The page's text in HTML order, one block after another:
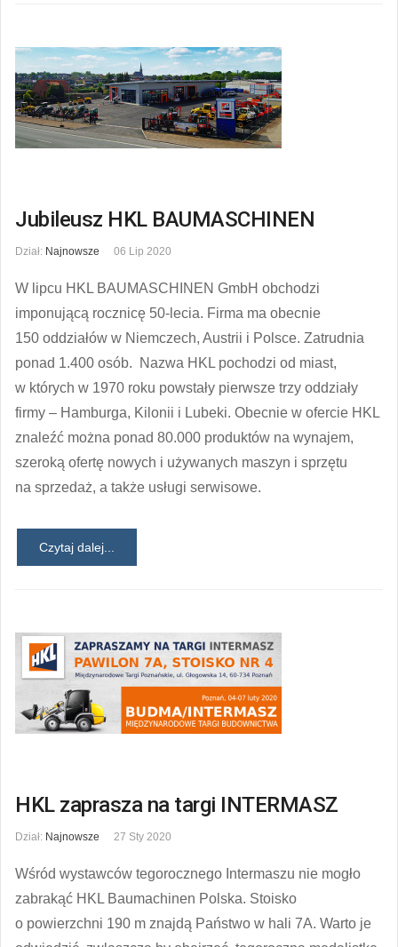
Jubileusz HKL BAUMASCHINEN
Dział: Najnowsze 06 Lip 2020
W lipcu HKL BAUMASCHINEN GmbH obchodzi
imponującą rocznicę 50-lecia. Firma ma obecnie
150 oddziałów w Niemczech, Austrii i Polsce. Zatrudnia
ponad 1.400 osób. Nazwa HKL pochodzi od miast,
w których w 1970 roku powstały pierwsze trzy oddziały
firmy – Hamburga, Kilonii i Lubeki. Obecnie w ofercie HKL
znaleźć można ponad 80.000 produktów na wynajem,
szeroką ofertę nowych i używanych maszyn i sprzętu
na sprzedaż, a także usługi serwisowe.
Czytaj dalej...
HKL zaprasza na targi INTERMASZ
Dział: Najnowsze 27 Sty 2020
Wśród wystawców tegorocznego Intermaszu nie mogło
zabrakąć HKL Baumachinen Polska. Stoisko
o powierzchni 190 m znajdą Państwo w hali 7A. Warto je